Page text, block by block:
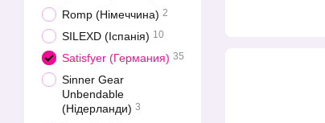
Romp (Німеччина) 2
SILEXD (Іспанія) 10
Satisfyer (Германия) 35
Sinner Gear
Unbendable
(Нідерланди) 3